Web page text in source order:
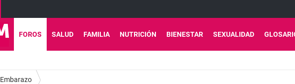
FOROS SALUD FAMILIA NUTRICIÓN BIENESTAR SEXUALIDAD
Embarazo